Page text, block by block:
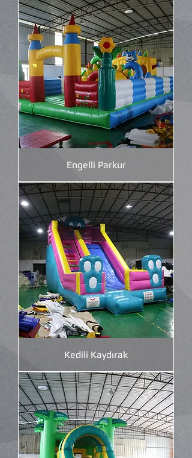
Engelli Parkur
Kedili Kaydırak